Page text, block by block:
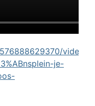
videos/
je-